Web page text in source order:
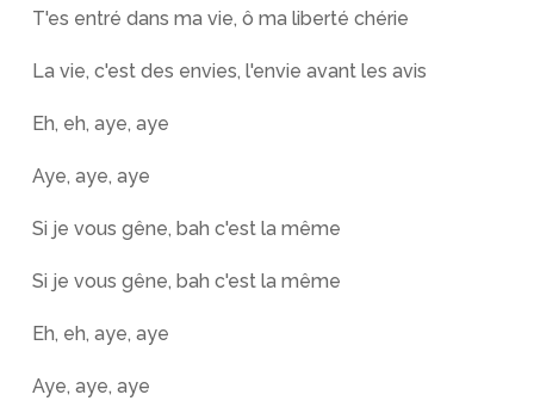
T'es entré dans ma vie, ô ma liberté chérie
La vie, c'est des envies, l'envie avant les avis
Eh, eh, aye, aye
Aye, aye, aye
Si je vous gêne, bah c'est la même
Si je vous gêne, bah c'est la même
Eh, eh, aye, aye
Aye, aye, aye